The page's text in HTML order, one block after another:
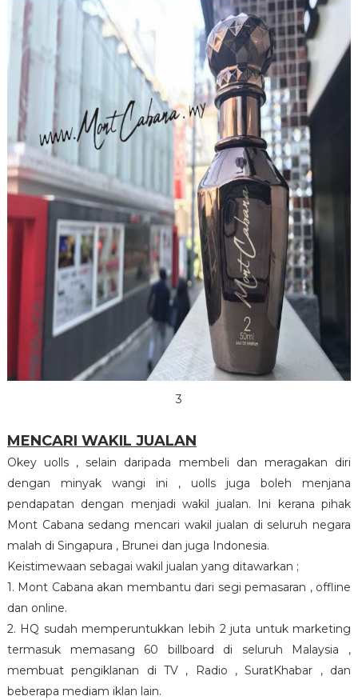
3
MENCARI WAKIL JUALAN
Okey uolls , selain daripada membeli dan meragakan diri
dengan minyak wangi ini , uolls juga boleh menjana
pendapatan dengan menjadi wakil jualan. Ini kerana pihak
Mont Cabana sedang mencari wakil jualan di seluruh negara
malah di Singapura , Brunei dan juga Indonesia.
Keistimewaan sebagai wakil jualan yang ditawarkan ;
1. Mont Cabana akan membantu dari segi pemasaran , offline
dan online.
2. HQ sudah memperuntukkan lebih 2 juta untuk marketing
termasuk memasang 60 billboard di seluruh Malaysia ,
membuat pengiklanan di TV , Radio , SuratKhabar , dan
beberapa mediam iklan lain.